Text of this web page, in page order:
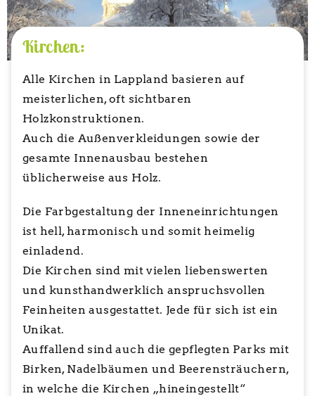
Kirchen:
Alle Kirchen in Lappland basieren auf
meisterlichen, oft sichtbaren
Holzkonstruktionen.
Auch die Außenverkleidungen sowie der
gesamte Innenausbau bestehen
üblicherweise aus Holz.
Die Farbgestaltung der Inneneinrichtungen
ist hell, harmonisch und somit heimelig
einladend.
Die Kirchen sind mit vielen liebenswerten
und kunsthandwerklich anspruchsvollen
Feinheiten ausgestattet. Jede für sich ist ein
Unikat.
Auffallend sind auch die gepflegten Parks mit
Birken, Nadelbäumen und Beerensträuchern,
in welche die Kirchen „hineingestellt“